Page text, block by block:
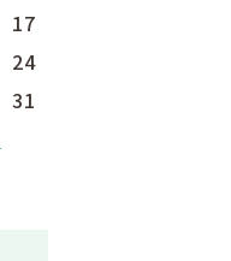
17
24
31